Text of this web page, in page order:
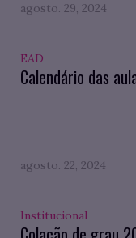
agosto. 29, 2024
EAD
Calendário das
agosto. 22, 2024
Institucional